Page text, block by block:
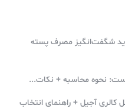
شگفت‌انگیز مصرف پسته
نحوه محاسبه + نکات...
کالری آجیل + راهنمای انتخاب